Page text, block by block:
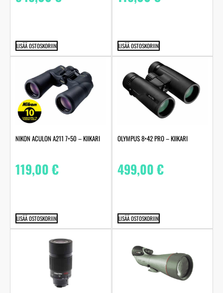
LISÄÄ OSTOSKORIIN LISÄÄ OSTOSKORIIN
NIKON ACULON A211 7×50 – KIIKARI
119,00€
LISÄÄ OSTOSKORIIN
OLYMPUS 8×42 PRO – KIIKARI
499,00€
LISÄÄ OSTOSKORIIN